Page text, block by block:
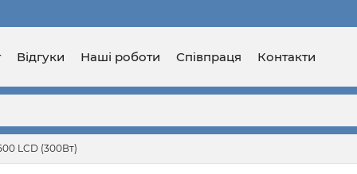
Відгуки Наші роботи Співпраця Контакти
LCD (300Вт)